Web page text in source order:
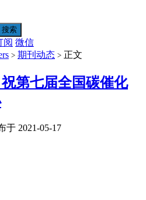
阅 微信
> 期刊动态 > 正文
第七届全国碳催化
于 2021-05-17